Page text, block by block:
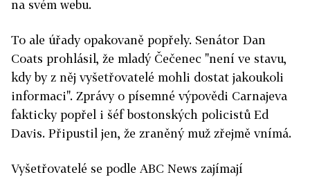
na svém webu.
To ale úřady opakovaně popřely. Senátor Dan
Coats prohlásil, že mladý Čečenec "není ve stavu,
kdy by z něj vyšetřovatelé mohli dostat jakoukoli
informaci". Zprávy o písemné výpovědi Carnajeva
fakticky popřel i šéf bostonských policistů Ed
Davis. Připustil jen, že zraněný muž zřejmě vnímá.
Vyšetřovatelé se podle ABC News zajímají